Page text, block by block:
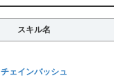
スキル名
チェインバッシュ